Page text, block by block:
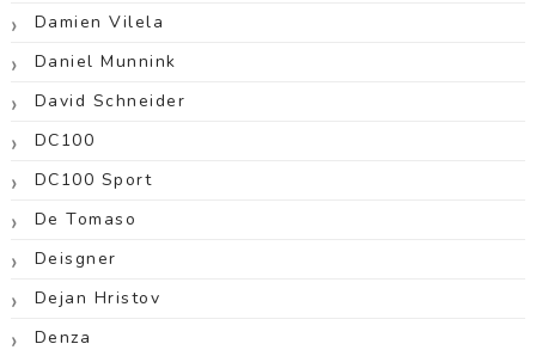
Damien Vilela
Daniel Munnink
David Schneider
DC100
DC100 Sport
De Tomaso
Deisgner
Dejan Hristov
Denza